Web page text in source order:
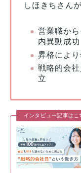
しほきちさん
営業職か
内異動成功
昇格によ
戦略的会
立
インタビュー記事はこ